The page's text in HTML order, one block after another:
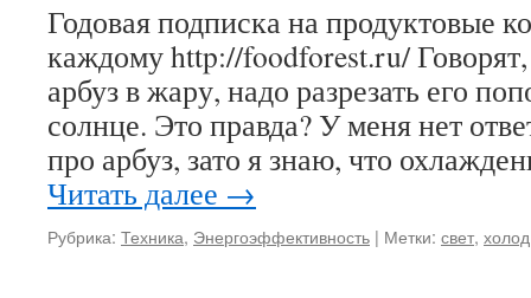
Годовая подписка на продуктовые
каждому http://foodforest.ru/
арбуз в жару, надо разрезать его
солнце. Это правда? У меня нет
про арбуз, зато я знаю, что
Читать далее →
Рубрика: Техника, Энергоэффективность | Метки: свет, холод